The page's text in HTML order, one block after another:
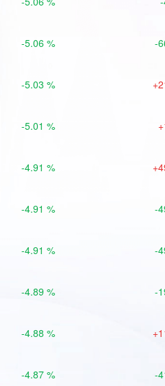
-5.06 % -
-5.03 %
-5.01 %
-4.91 %
-4.91 % -
-4.91 % -
-4.89 % -
-4.88 %
-4.87 % -